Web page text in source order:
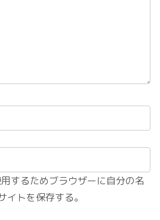
するためブラウザーに自分の名
イトを保存する。